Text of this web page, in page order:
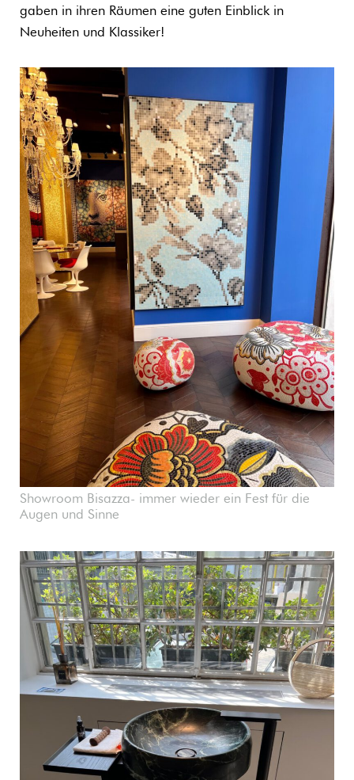
gaben in ihren Räumen eine guten Einblick in
Neuheiten und Klassiker!
Showroom Bisazza- immer wieder ein Fest für die
Augen und Sinne